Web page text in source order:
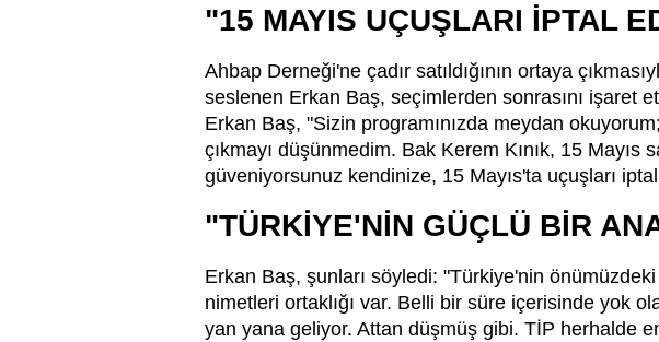
"15 MAYIS UÇUŞLARI İPTAL
Ahbap Derneği'ne çadır satıldığının ortaya
seslenen Erkan Baş, seçimlerden sonrasını işaret
Erkan Baş, "Sizin programınızda meydan
çıkmayı düşünmedim. Bak Kerem Kınık, 15
güveniyorsunuz kendinize, 15 Mayıs'ta uçuşları
"TÜRKİYE'NİN GÜÇLÜ BİR
Erkan Baş, şunları söyledi: "Türkiye'nin
nimetleri ortaklığı var. Belli bir süre içerisinde yok
yan yana geliyor. Attan düşmüş gibi. TİP herhalde